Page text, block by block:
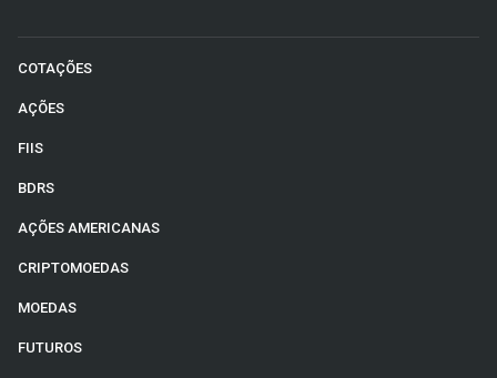
COTAÇÕES
AÇÕES
FIIS
BDRS
AÇÕES AMERICANAS
CRIPTOMOEDAS
MOEDAS
FUTUROS